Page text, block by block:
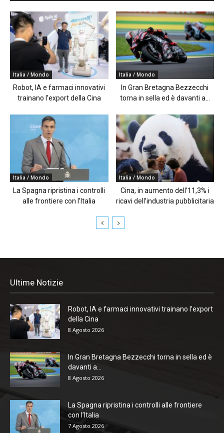
Italia / Mondo
Robot, IA e farmaci innovativi
trainano l’export della Cina
Italia / Mondo
In Gran Bretagna Bezzecchi
torna in sella ed è davanti a...
Italia / Mondo
La Spagna ripristina i controlli
alle frontiere con l’Italia
Italia / Mondo
Cina, in aumento dell’11,3% i
ricavi dell’industria pubblicitaria
Ultime Notizie
Robot, IA e farmaci innovativi trainano l’export
della Cina
8 Agosto 2026
In Gran Bretagna Bezzecchi torna in sella ed è
davanti a...
8 Agosto 2026
La Spagna ripristina i controlli alle frontiere
con l’Italia
7 Agosto 2026